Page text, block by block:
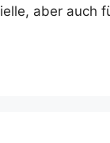
aber auch